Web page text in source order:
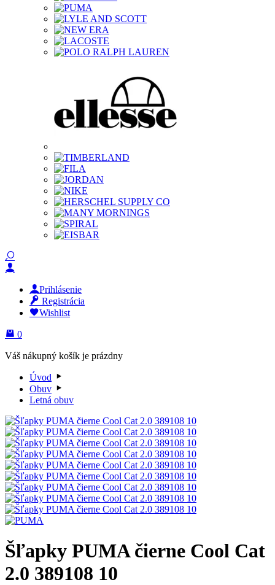
Prihlásenie
Registrácia
Wishlist
0
Váš nákupný košík je prázdny
Úvod
Obuv
Letná obuv
Šľapky PUMA čierne Cool Cat
2.0 389108 10